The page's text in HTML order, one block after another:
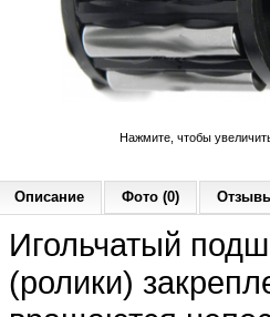
Нажмите, чтобы
Описание Фото (0)
Игольчатый
(ролики)